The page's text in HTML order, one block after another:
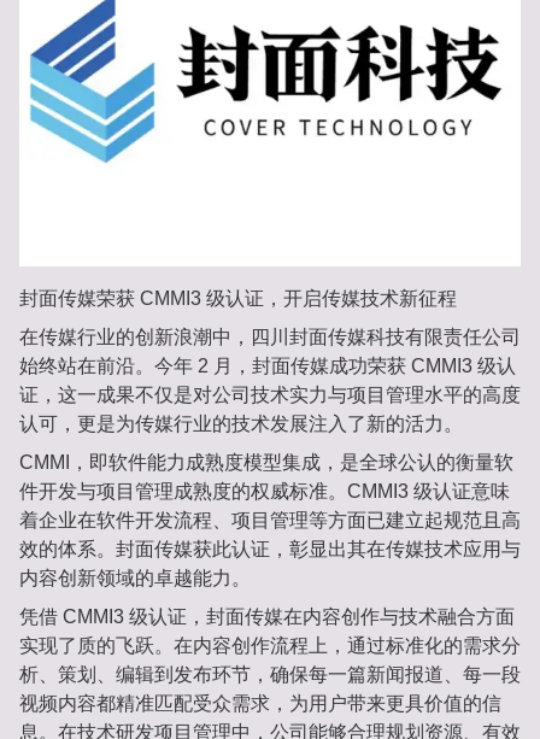
封面传媒荣获 CMMI3 级认证，开启传媒技术新征程
在传媒行业的创新浪潮中，四川封面传媒科技有限责任公司
始终站在前沿。今年 2 月，封面传媒成功荣获 CMMI3 级认
证，这一成果不仅是对公司技术实力与项目管理水平的高度
认可，更是为传媒行业的技术发展注入了新的活力。
CMMI，即软件能力成熟度模型集成，是全球公认的衡量软
件开发与项目管理成熟度的权威标准。CMMI3 级认证意味
着企业在软件开发流程、项目管理等方面已建立起规范且高
效的体系。封面传媒获此认证，彰显出其在传媒技术应用与
内容创新领域的卓越能力。
凭借 CMMI3 级认证，封面传媒在内容创作与技术融合方面
实现了质的飞跃。在内容创作流程上，通过标准化的需求分
析、策划、编辑到发布环节，确保每一篇新闻报道、每一段
视频内容都精准匹配受众需求，为用户带来更具价值的信
息。在技术研发项目管理中，公司能够合理规划资源、有效